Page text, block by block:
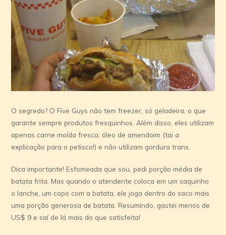
O segredo? O Five Guys não tem freezer, só geladeira, o que
garante sempre produtos fresquinhos. Além disso, eles utilizam
apenas carne moída fresca, óleo de amendoim (tai a
explicação para o petisco!) e não utilizam gordura trans.
Dica importante! Esfomeada que sou, pedi porção média de
batata frita. Mas quando o atendente coloca em um saquinho
o lanche, um copo com a batata, ele joga dentro do saco mais
uma porção generosa de batata. Resumindo, gastei menos de
US$ 9 e saí de lá mais do que satisfeita!